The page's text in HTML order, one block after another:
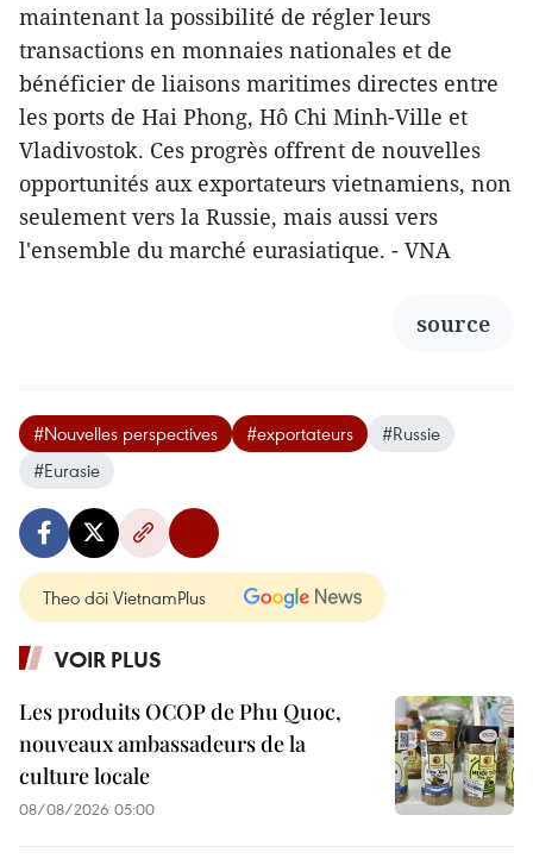
maintenant la possibilité de régler leurs
transactions en monnaies nationales et de
bénéficier de liaisons maritimes directes entre
les ports de Hai Phong, Hô Chi Minh-Ville et
Vladivostok. Ces progrès offrent de nouvelles
opportunités aux exportateurs vietnamiens, non
seulement vers la Russie, mais aussi vers
l'ensemble du marché eurasiatique. - VNA
source
#Nouvelles perspectives #exportateurs
#Russie
#Eurasie
Theo dõi VietnamPlus
VOIR PLUS
Les produits OCOP de Phu Quoc,
nouveaux ambassadeurs de la
culture locale
08/08/2026 05:00